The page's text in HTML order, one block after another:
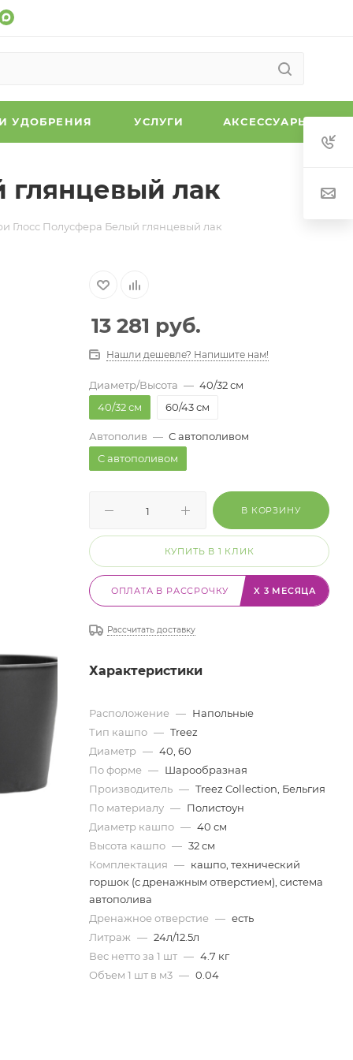
УДОБРЕНИЯ УСЛУГИ АКСЕССУАРЫ
глянцевый лак
Глосс Полусфера Белый глянцевый лак
13 281 руб.
Нашли дешевле? Напишите нам!
Диаметр/Высота — 40/32 см
40/32 см
60/43 см
Автополив — С автополивом
С автополивом
В КОРЗИНУ
КУПИТЬ В 1 КЛИК
ОПЛАТА В РАССРОЧКУ X 3 МЕСЯЦА
Рассчитать доставку
Характеристики
Расположение — Напольные
Тип кашпо — Treez
Диаметр — 40, 60
По форме — Шарообразная
Производитель — Treez Collection, Бельгия
По материалу — Полистоун
Диаметр кашпо — 40 см
Высота кашпо — 32 см
Комплектация — кашпо, технический
горшок (с дренажным отверстием), система
автополива
Дренажное отверстие — есть
Литраж — 24л/12.5л
Вес нетто за 1 шт — 4.7 кг
Объем 1 шт в м3 — 0.04